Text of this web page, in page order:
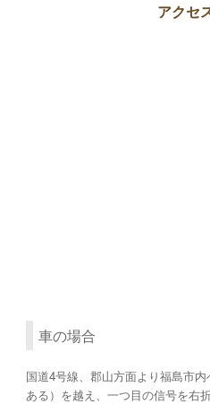
アクセ
車の場合
国道4号線、郡山方面より福島市
ある）を越え、一つ目の信号を右